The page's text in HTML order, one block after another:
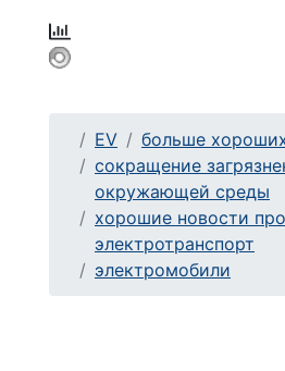
EV
больше
сокращение
окружающей среды
хорошие новости про
электротранспорт
электромобили